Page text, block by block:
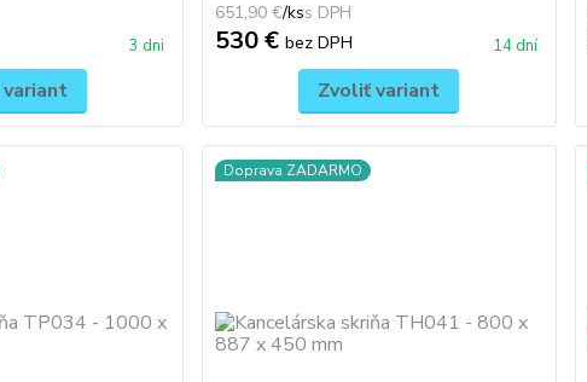
3 dni
651,90 €/ks
530 €bez DPH 14 dní
Zvoliť variant
Doprava ZADARMO